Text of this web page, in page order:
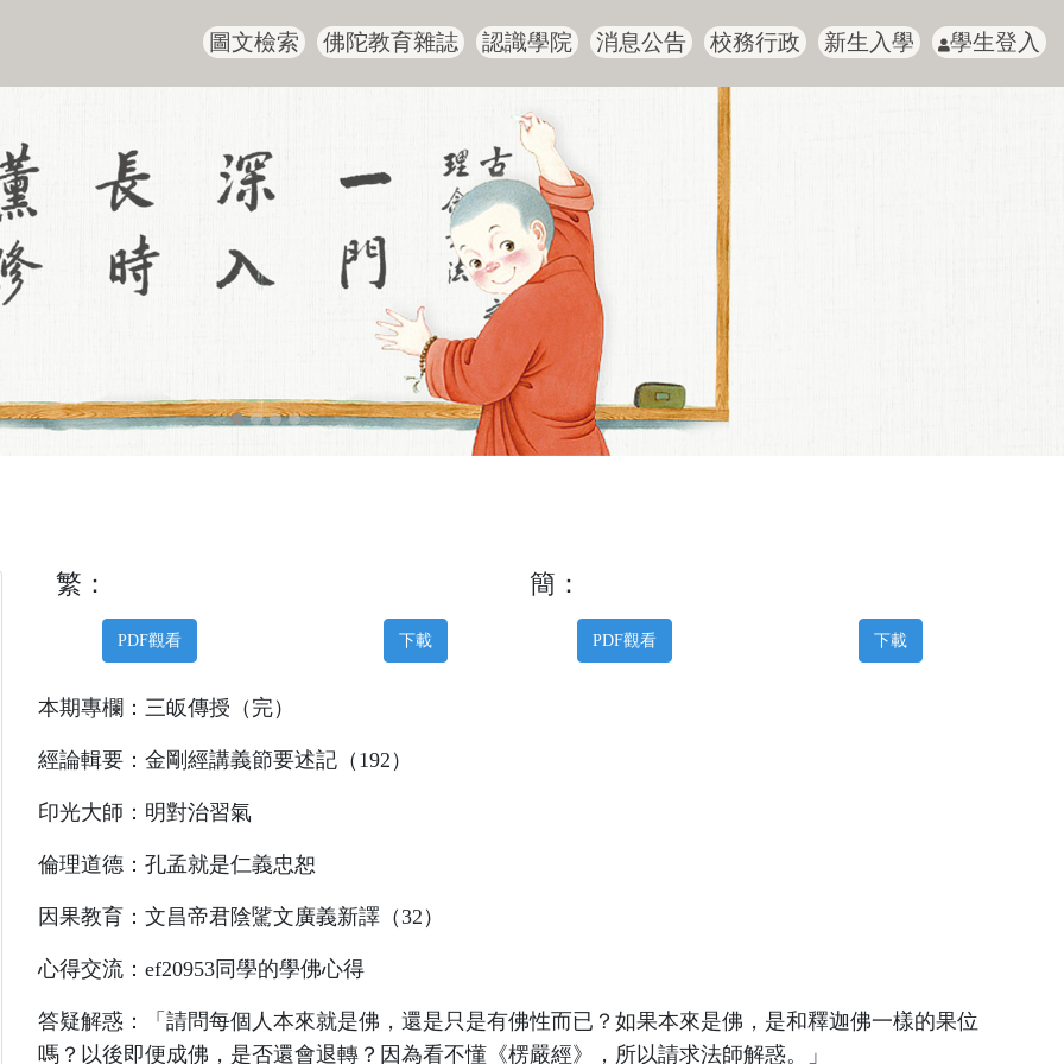
圖文檢索 佛陀教育雜誌 認識學院 消息公告 校務行政 新生入學 學生登入
繁：
PDF觀看 下載
簡：
PDF觀看 下載
本期專欄：三皈傳授（完）
經論輯要：金剛經講義節要述記（192）
印光大師：明對治習氣
倫理道德：孔孟就是仁義忠恕
因果教育：文昌帝君陰騭文廣義新譯（32）
心得交流：ef20953同學的學佛心得
答疑解惑：「請問每個人本來就是佛，還是只是有佛性而已？如果本來是佛，是和釋迦佛一樣的果位
嗎？以後即便成佛，是否還會退轉？因為看不懂《楞嚴經》，所以請求法師解惑。」